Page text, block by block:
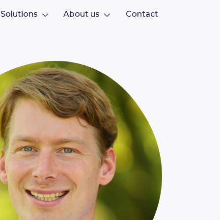
Solutions About us Contact